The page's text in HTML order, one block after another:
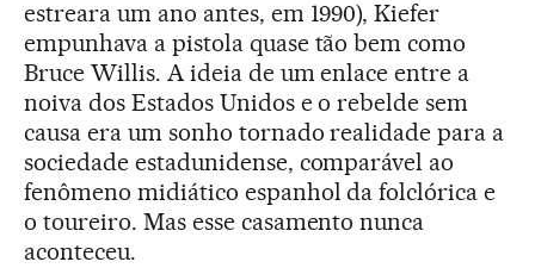
estreara um ano antes, em 1990), Kiefer
empunhava a pistola quase tão bem como
Bruce Willis. A ideia de um enlace entre a
noiva dos Estados Unidos e o rebelde sem
causa era um sonho tornado realidade para a
sociedade estadunidense, comparável ao
fenômeno midiático espanhol da folclórica e
o toureiro. Mas esse casamento nunca
aconteceu.